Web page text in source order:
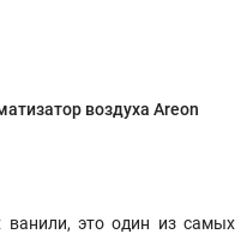
воздуха Areon
ванили, это один из самых